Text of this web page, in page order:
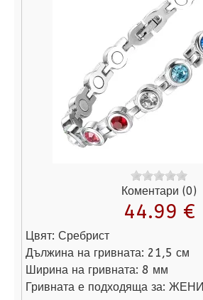
Коментари (0)
44.99 €
Цвят: Сребрист
Дължина на гривната: 21,5 см
Ширина на гривната: 8 мм
Гривната е подходяща за: ЖЕНИ